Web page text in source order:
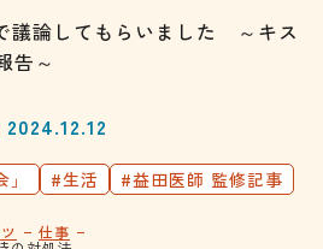
議論してもらいました ～キス
告～
2024.12.12
#生活 #益田医師 監修記事
仕事